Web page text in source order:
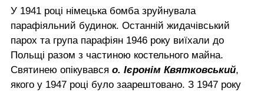
У 1941 році німецька бомба зруйнувала
парафіяльний будинок. Останній жидачівський
парох та група парафіян 1946 року виїхали до
Польщі разом з частиною костельного майна.
Святинею опікувався о. Ієронім Квятковський,
якого у 1947 році було заарештовано. З 1947 року